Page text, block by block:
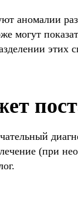
аномалии
могут
этих
(при